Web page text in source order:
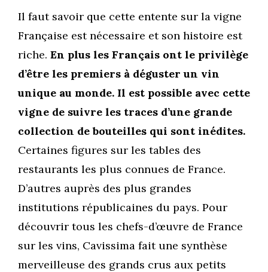
Il faut savoir que cette entente sur la vigne
Française est nécessaire et son histoire est
riche. En plus les Français ont le privilège
d’être les premiers à déguster un vin
unique au monde. Il est possible avec cette
vigne de suivre les traces d’une grande
collection de bouteilles qui sont inédites.
Certaines figures sur les tables des
restaurants les plus connues de France.
D’autres auprès des plus grandes
institutions républicaines du pays. Pour
découvrir tous les chefs-d’œuvre de France
sur les vins, Cavissima fait une synthèse
merveilleuse des grands crus aux petits